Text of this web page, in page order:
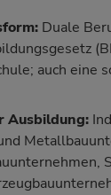
Duale
auch eine
Ausbildung: